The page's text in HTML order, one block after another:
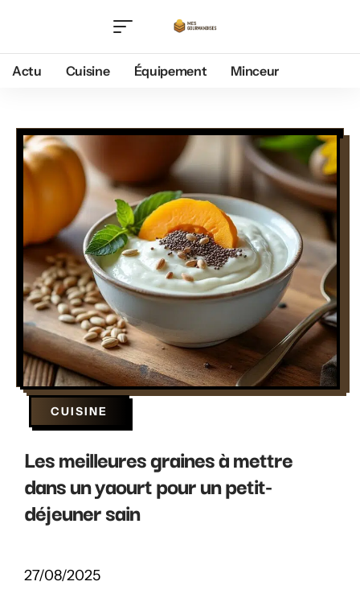
Actu Cuisine Équipement Minceur
CUISINE
Les meilleures graines à mettre
dans un yaourt pour un petit-
déjeuner sain
27/08/2025